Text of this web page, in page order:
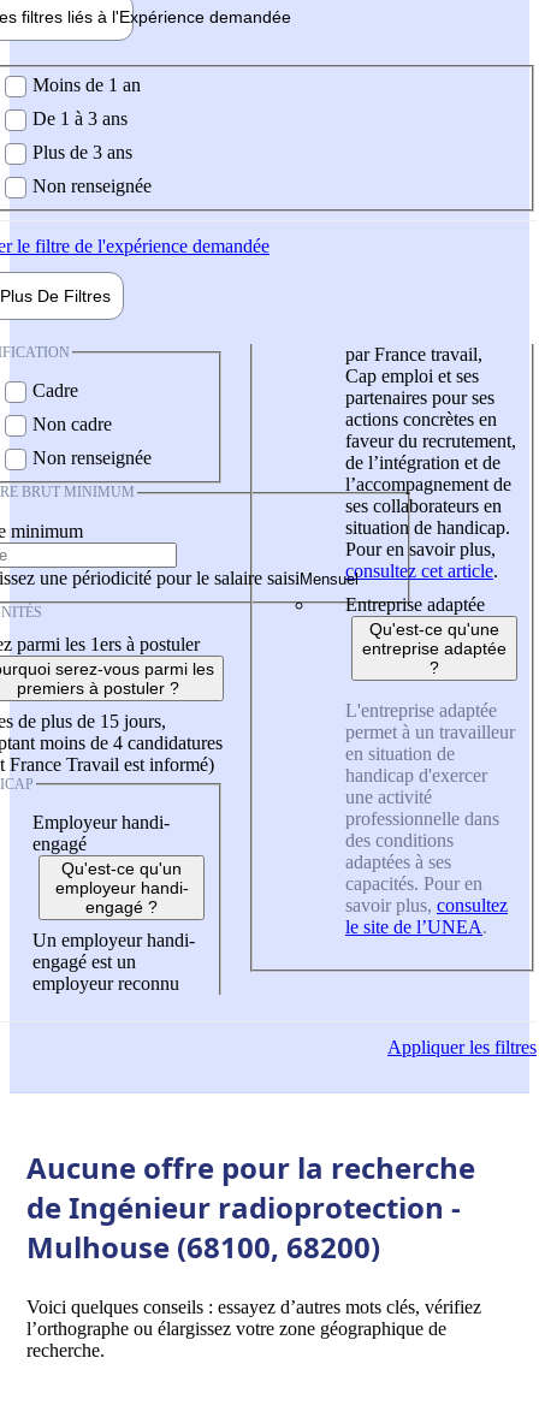
filtres liés à l'Expérience demandée
demandée
Moins de 1 an
De 1 à 3 ans
Plus de 3 ans
Non renseignée
le filtre de l'expérience demandée
Plus De Filtres
Cadre
Non cadre
Non renseignée
BRUT MINIMUM
minimum
une périodicité pour le salaire saisi
parmi les 1ers à postuler
serez-vous parmi les
premiers à postuler ?
de plus de 15 jours,
moins de 4 candidatures
France Travail est informé)
Employeur handi-
engagé
Qu'est-ce qu'un
employeur handi-
engagé ?
Un employeur handi-
engagé est un
employeur reconnu
par France travail,
Cap emploi et ses
partenaires pour ses
actions concrètes en
faveur du recrutement,
de l’intégration et de
l’accompagnement de
ses collaborateurs en
situation de handicap.
Pour en savoir plus,
consultez cet article.
Entreprise adaptée
Qu'est-ce qu'une
entreprise adaptée
?
L'entreprise adaptée
permet à un travailleur
en situation de
handicap d'exercer
une activité
professionnelle dans
des conditions
adaptées à ses
capacités. Pour en
savoir plus, consultez
le site de l’UNEA.
Appliquerles filtres
Aucune offre pour la recherche
de Ingénieur radioprotection -
Mulhouse (68100, 68200)
Voici quelques conseils : essayez d’autres mots clés, vérifiez
l’orthographe ou élargissez votre zone géographique de
recherche.